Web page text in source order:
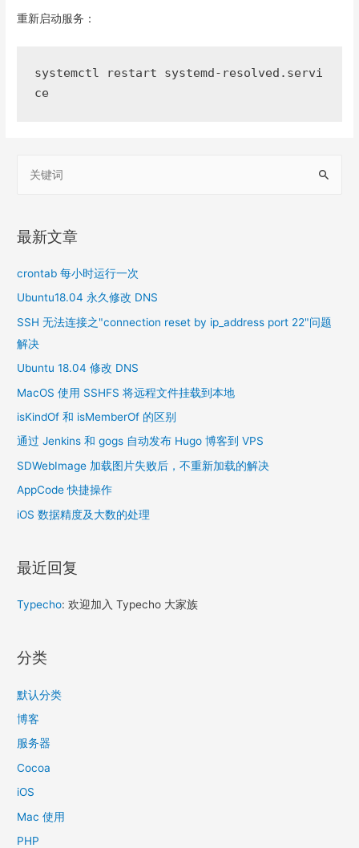
重新启动服务：
systemctl restart systemd-resolved.servi
ce
最新文章
crontab 每小时运行一次
Ubuntu18.04 永久修改 DNS
SSH 无法连接之"connection reset by ip_address port 22"问题
解决
Ubuntu 18.04 修改 DNS
MacOS 使用 SSHFS 将远程文件挂载到本地
isKindOf 和 isMemberOf 的区别
通过 Jenkins 和 gogs 自动发布 Hugo 博客到 VPS
SDWebImage 加载图片失败后，不重新加载的解决
AppCode 快捷操作
iOS 数据精度及大数的处理
最近回复
Typecho: 欢迎加入 Typecho 大家族
分类
默认分类
博客
服务器
Cocoa
iOS
Mac 使用
PHP